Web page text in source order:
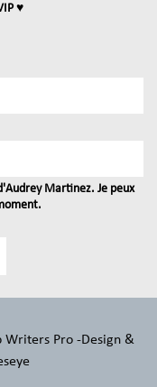
♥
Martinez. Je peux
Writers Pro -Design &